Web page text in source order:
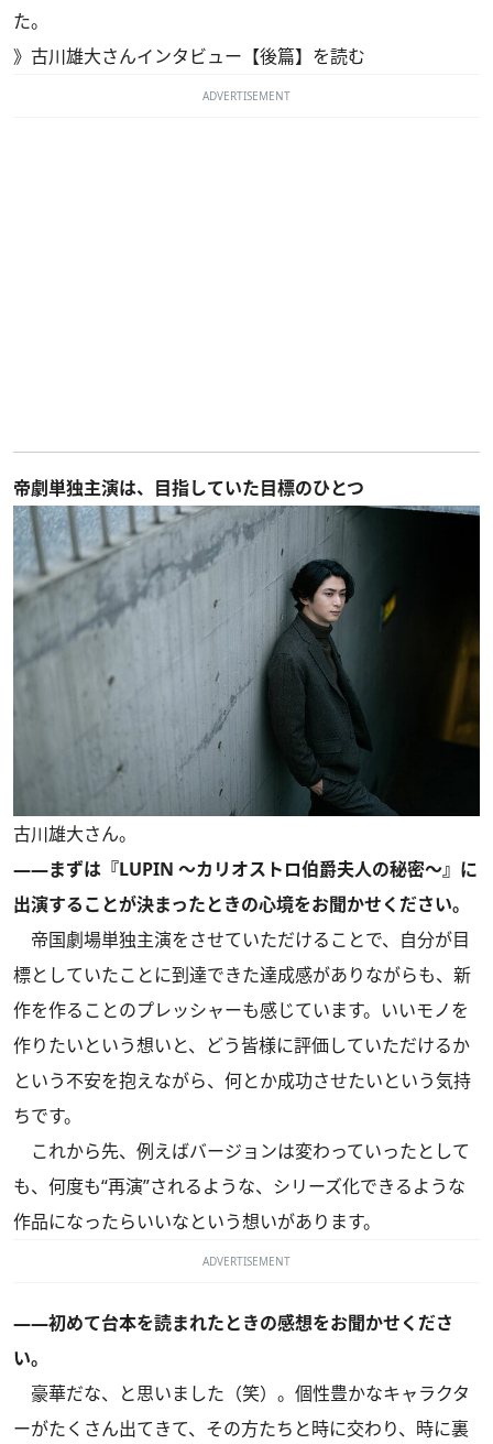
た。
》 古川雄大さんインタビュー【後篇】を読む
ADVERTISEMENT
帝劇単独主演は、目指していた目標のひとつ
古川雄大さん。
――まずは『LUPIN ～カリオストロ伯爵夫人の秘密～』に
出演することが決まったときの心境をお聞かせください。
帝国劇場単独主演をさせていただけることで、自分が目
標としていたことに到達できた達成感がありながらも、新
作を作ることのプレッシャーも感じています。いいモノを
作りたいという想いと、どう皆様に評価していただけるか
という不安を抱えながら、何とか成功させたいという気持
ちです。
これから先、例えばバージョンは変わっていったとして
も、何度も“再演”されるような、シリーズ化できるような
作品になったらいいなという想いがあります。
ADVERTISEMENT
――初めて台本を読まれたときの感想をお聞かせくださ
い。
豪華だな、と思いました（笑）。個性豊かなキャラクタ
ーがたくさん出てきて、その方たちと時に交わり、時に裏